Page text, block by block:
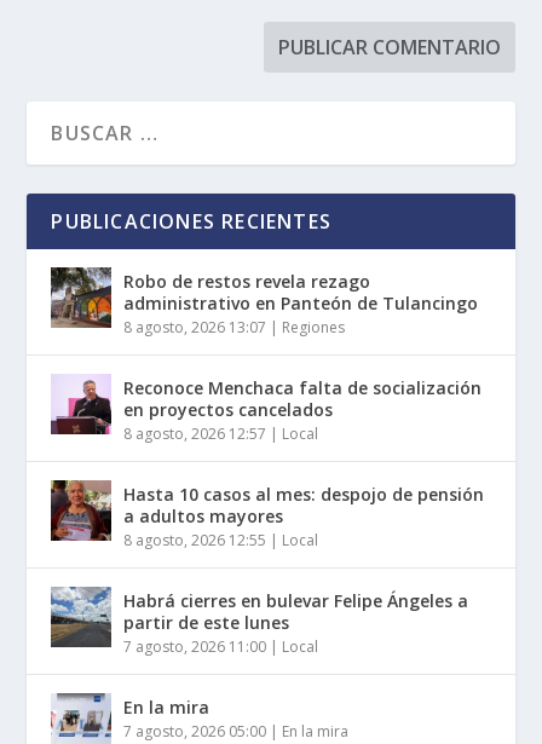
PUBLICACIONES RECIENTES
Robo de restos revela rezago
administrativo en Panteón de Tulancingo
8 agosto, 2026 13:07 Regiones
Reconoce Menchaca falta de socialización
en proyectos cancelados
8 agosto, 2026 12:57 Local
Hasta 10 casos al mes: despojo de pensión
a adultos mayores
8 agosto, 2026 12:55 Local
Habrá cierres en bulevar Felipe Ángeles a
partir de este lunes
7 agosto, 2026 11:00 Local
En la mira
7 agosto, 2026 05:00 En la mira